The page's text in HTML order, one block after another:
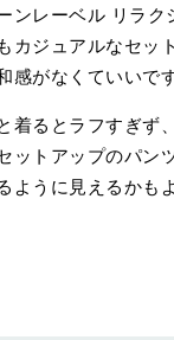
ンレーベル リラク
ジュアルなセッ
がなくていいで
着るとラフすぎず
トアップのパン
ように見えるかも